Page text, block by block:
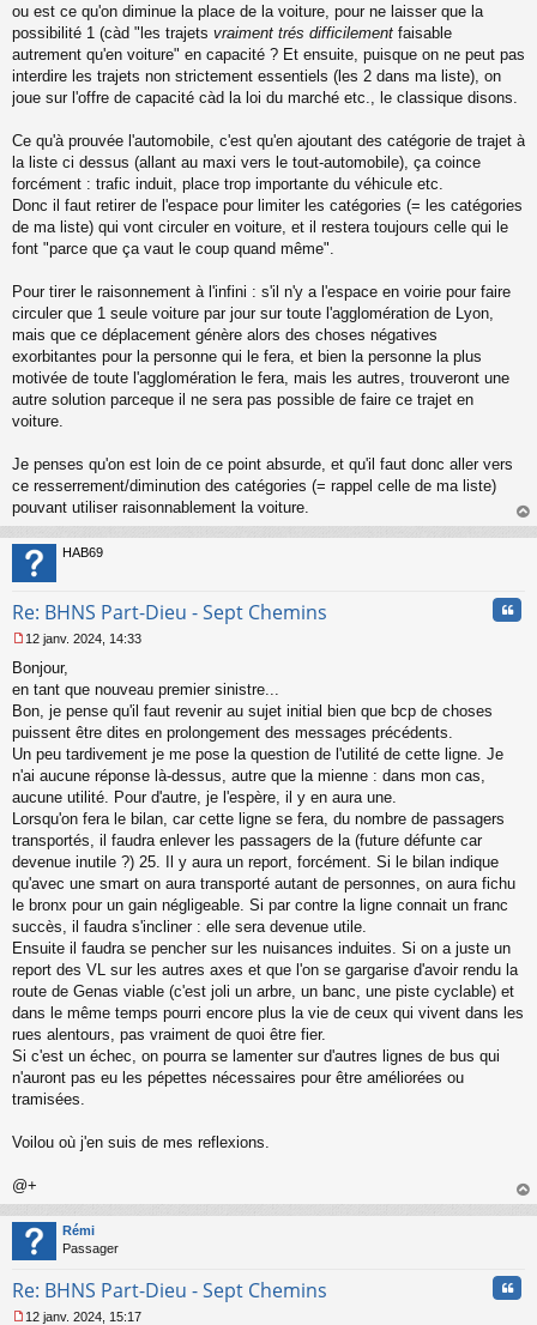
ou est ce qu'on diminue la place de la voiture, pour ne laisser que la
possibilité 1 (càd "les trajets vraiment trés difficilement faisable
autrement qu'en voiture" en capacité ? Et ensuite, puisque on ne peut pas
interdire les trajets non strictement essentiels (les 2 dans ma liste), on
joue sur l'offre de capacité càd la loi du marché etc., le classique disons.
Ce qu'à prouvée l'automobile, c'est qu'en ajoutant des catégorie de trajet à
la liste ci dessus (allant au maxi vers le tout-automobile), ça coince
forcément : trafic induit, place trop importante du véhicule etc.
Donc il faut retirer de l'espace pour limiter les catégories (= les catégories
de ma liste) qui vont circuler en voiture, et il restera toujours celle qui le
font "parce que ça vaut le coup quand même".
Pour tirer le raisonnement à l'infini : s'il n'y a l'espace en voirie pour faire
circuler que 1 seule voiture par jour sur toute l'agglomération de Lyon,
mais que ce déplacement génère alors des choses négatives
exorbitantes pour la personne qui le fera, et bien la personne la plus
motivée de toute l'agglomération le fera, mais les autres, trouveront une
autre solution parceque il ne sera pas possible de faire ce trajet en
voiture.
Je penses qu'on est loin de ce point absurde, et qu'il faut donc aller vers
ce resserrement/diminution des catégories (= rappel celle de ma liste)
pouvant utiliser raisonnablement la voiture.
au
HAB69
Re: BHNS Part-Dieu - Sept Chemins
e
s
s
a
g
e
n
o
n
u
12 janv. 2024, 14:33
Bonjour,
en tant que nouveau premier sinistre...
Bon, je pense qu'il faut revenir au sujet initial bien que bcp de choses
puissent être dites en prolongement des messages précédents.
Un peu tardivement je me pose la question de l'utilité de cette ligne. Je
n'ai aucune réponse là-dessus, autre que la mienne : dans mon cas,
aucune utilité. Pour d'autre, je l'espère, il y en aura une.
Lorsqu'on fera le bilan, car cette ligne se fera, du nombre de passagers
transportés, il faudra enlever les passagers de la (future défunte car
devenue inutile ?) 25. Il y aura un report, forcément. Si le bilan indique
qu'avec une smart on aura transporté autant de personnes, on aura fichu
le bronx pour un gain négligeable. Si par contre la ligne connait un franc
succès, il faudra s'incliner : elle sera devenue utile.
Ensuite il faudra se pencher sur les nuisances induites. Si on a juste un
report des VL sur les autres axes et que l'on se gargarise d'avoir rendu la
route de Genas viable (c'est joli un arbre, un banc, une piste cyclable) et
dans le même temps pourri encore plus la vie de ceux qui vivent dans les
rues alentours, pas vraiment de quoi être fier.
Si c'est un échec, on pourra se lamenter sur d'autres lignes de bus qui
n'auront pas eu les pépettes nécessaires pour être améliorées ou
tramisées.
Voilou où j'en suis de mes reflexions.
@+
au
Rémi
Passager
Re: BHNS Part-Dieu - Sept Chemins
12 janv. 2024, 15:17